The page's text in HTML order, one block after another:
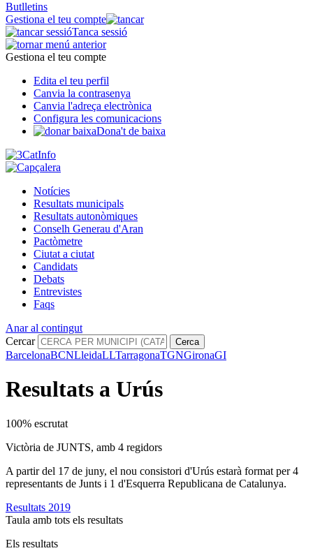
Butlletins
Gestiona el teu compte
Tanca sessió
Gestiona el teu compte
Edita el teu perfil
Canvia la contrasenya
Canvia l'adreça electrònica
Configura les comunicacions
Dona't de baixa
Notícies
Resultats municipals
Resultats autonòmiques
Conselh Generau d'Aran
Pactòmetre
Ciutat a ciutat
Candidats
Debats
Entrevistes
Faqs
Anar al contingut
Cercar
Cerca
BarcelonaBCNLleidaLLTarragonaTGNGironaGI
Resultats a Urús
100% escrutat
Victòria de JUNTS, amb 4 regidors
A partir del 17 de juny, el nou consistori d'Urús estarà format per 4
representants de Junts i 1 d'Esquerra Republicana de Catalunya.
Resultats 2019
Taula amb tots els resultats
Els resultats